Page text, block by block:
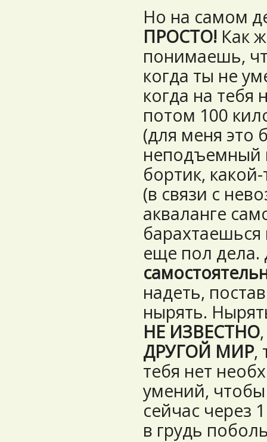
Но на самом
ПРОСТО! Как
понимаешь,
когда ты не
когда на тебя
потом 100
(для меня это
неподъемный
бортик,
(в связи с
акваланге
еще пол
надеть,
нырять.
НЕ ИЗВЕСТНО
ДРУГОЙ МИР,
тебя нет
умений,
сейчас через
в грудь